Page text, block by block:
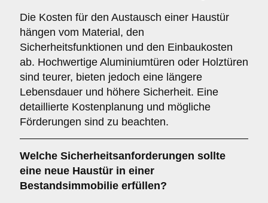
Die Kosten für den Austausch einer Haustür
hängen vom Material, den
Sicherheitsfunktionen und den Einbaukosten
ab. Hochwertige Aluminiumtüren oder Holztüren
sind teurer, bieten jedoch eine längere
Lebensdauer und höhere Sicherheit. Eine
detaillierte Kostenplanung und mögliche
Förderungen sind zu beachten.
Welche Sicherheitsanforderungen sollte
eine neue Haustür in einer
Bestandsimmobilie erfüllen?